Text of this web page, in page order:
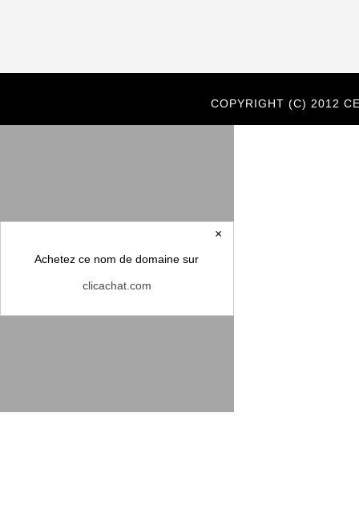
COPYRIGHT (C) 2012
×
Achetez ce nom de domaine sur
clicachat.com